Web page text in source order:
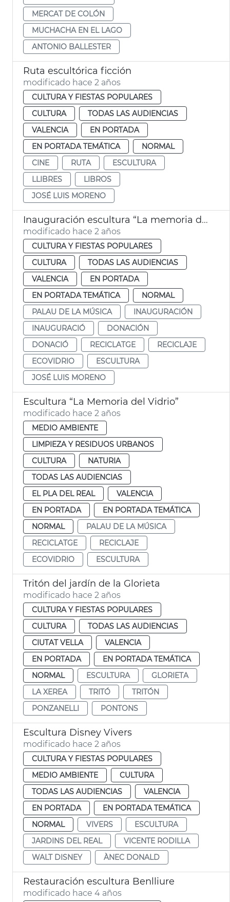
MERCAT DE COLÓN
MUCHACHA EN EL LAGO
ANTONIO BALLESTER
Ruta escultórica ficción
modificado hace 2 años
CULTURA Y FIESTAS POPULARES
CULTURA
TODAS LAS AUDIENCIAS
VALENCIA
EN PORTADA
EN PORTADA TEMÁTICA
NORMAL
CINE
RUTA
ESCULTURA
LLIBRES
LIBROS
JOSÉ LUIS MORENO
Inauguración escultura “La memoria del vidrio” en el Palau
modificado hace 2 años
CULTURA Y FIESTAS POPULARES
CULTURA
TODAS LAS AUDIENCIAS
VALENCIA
EN PORTADA
EN PORTADA TEMÁTICA
NORMAL
PALAU DE LA MÚSICA
INAUGURACIÓN
INAUGURACIÓ
DONACIÓN
DONACIÓ
RECICLATGE
RECICLAJE
ECOVIDRIO
ESCULTURA
JOSÉ LUIS MORENO
Escultura “La Memoria del Vidrio”
modificado hace 2 años
MEDIO AMBIENTE
LIMPIEZA Y RESIDUOS URBANOS
CULTURA
NATURIA
TODAS LAS AUDIENCIAS
EL PLA DEL REAL
VALENCIA
EN PORTADA
EN PORTADA TEMÁTICA
NORMAL
PALAU DE LA MÚSICA
RECICLATGE
RECICLAJE
ECOVIDRIO
ESCULTURA
Tritón del jardín de la Glorieta
modificado hace 2 años
CULTURA Y FIESTAS POPULARES
CULTURA
TODAS LAS AUDIENCIAS
CIUTAT VELLA
VALENCIA
EN PORTADA
EN PORTADA TEMÁTICA
NORMAL
ESCULTURA
GLORIETA
LA XEREA
TRITÓ
TRITÓN
PONZANELLI
PONTONS
Escultura Disney Vivers
modificado hace 2 años
CULTURA Y FIESTAS POPULARES
MEDIO AMBIENTE
CULTURA
TODAS LAS AUDIENCIAS
VALENCIA
EN PORTADA
EN PORTADA TEMÁTICA
NORMAL
VIVERS
ESCULTURA
JARDINS DEL REAL
VICENTE RODILLA
WALT DISNEY
ÀNEC DONALD
Restauración escultura Benlliure
modificado hace 4 años